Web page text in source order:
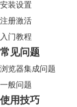
安装设置
注册激活
入门教程
常见问题
浏览器集成问题
一般问题
使用技巧